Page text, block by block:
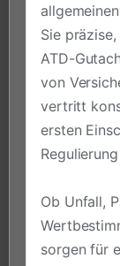
Sie
ATD-
von
vertritt
ersten
Ob Unfall,
sorgen für